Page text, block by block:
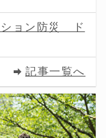
ション防災 ド
記事一覧へ